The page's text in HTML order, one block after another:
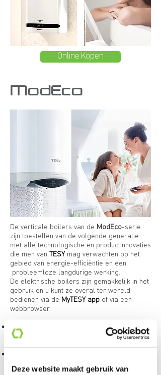
Deze website maakt gebruik van
Online Kopen
ModEco
De verticale boilers van de ModEco-serie
zijn toestellen van de volgende generatie
met alle technologische en productinnovaties
die men van TESY mag verwachten op het
gebied van energie-efficiëntie en een
probleemloze langdurige werking.
De elektrische boilers zijn gemakkelijk in het
gebruik en u kunt ze overal ter wereld
bedienen via de MyTESY app of via een
webbrowser.
Bediening via internet -
tot 20% lagere
elektriciteitskosten
voor het verwarmen van
15% minder stroomom het water te